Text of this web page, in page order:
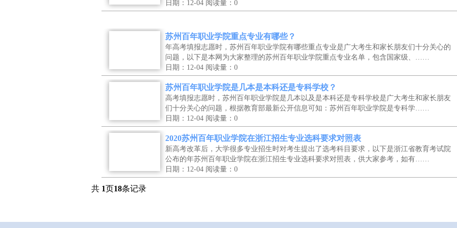
日期：12-04 阅读量：0
苏州百年职业学院重点专业有哪些？
年高考填报志愿时，苏州百年职业学院有哪些重点专业是广大考生和家长朋友们十分关心的
问题，以下是本网为大家整理的苏州百年职业学院重点专业名单，包含国家级、……
日期：12-04 阅读量：0
苏州百年职业学院是几本是本科还是专科学校？
高考填报志愿时，苏州百年职业学院是几本以及是本科还是专科学校是广大考生和家长朋友
们十分关心的问题，根据教育部最新公开信息可知：苏州百年职业学院是专科学……
日期：12-04 阅读量：0
2020苏州百年职业学院在浙江招生专业选科要求对照表
新高考改革后，大学很多专业招生时对考生提出了选考科目要求，以下是浙江省教育考试院
公布的年苏州百年职业学院在浙江招生专业选科要求对照表，供大家参考，如有……
日期：12-04 阅读量：0
共 1页18条记录